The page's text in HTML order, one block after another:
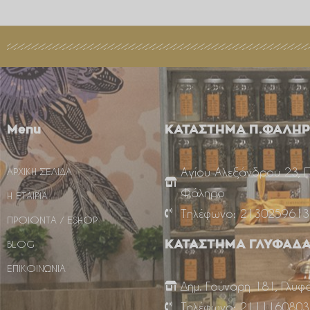
Menu
ΑΡΧΙΚΗ ΣΕΛΙΔΑ
Η ΕΤΑΙΡΙΑ
ΠΡΟΙΟΝΤΑ / ESHOP
BLOG
ΕΠΙΚΟΙΝΩΝΙΑ
ΚΑΤΑΣΤΗΜΑ
Αγίου Αλεξάνδρου 23,
Φάληρο
Τηλέφωνο: 2130259613
ΚΑΤΑΣΤΗΜΑ
Δημ. Γούναρη 181,
Τηλέφωνο: 2111160803